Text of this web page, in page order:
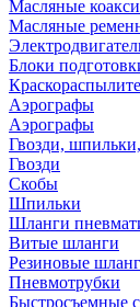
Масляные
Масляные
Блоки
Аэрографы
Аэрографы
Гвозди,
Гвозди
Скобы
Шпильки
Шланги
Витые шланги
Резиновые
Пневмотрубки
Быстросъемные